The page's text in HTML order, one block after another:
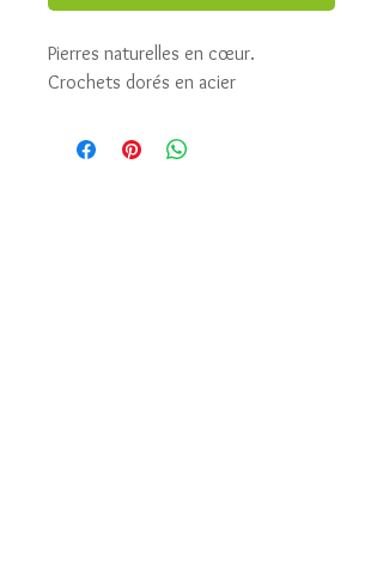
Pierres naturelles en cœur.
Crochets dorés en acier